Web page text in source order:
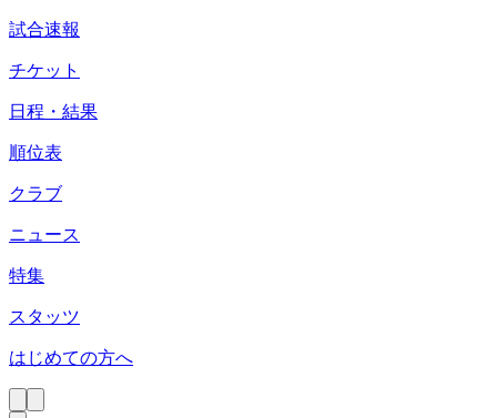
試合速報
チケット
日程・結果
順位表
クラブ
ニュース
特集
スタッツ
はじめての方へ